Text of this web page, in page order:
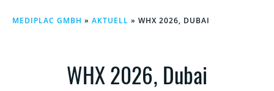
MEDIPLAC GMBH » AKTUELL » WHX 2026, DUBAI
WHX 2026, Dubai